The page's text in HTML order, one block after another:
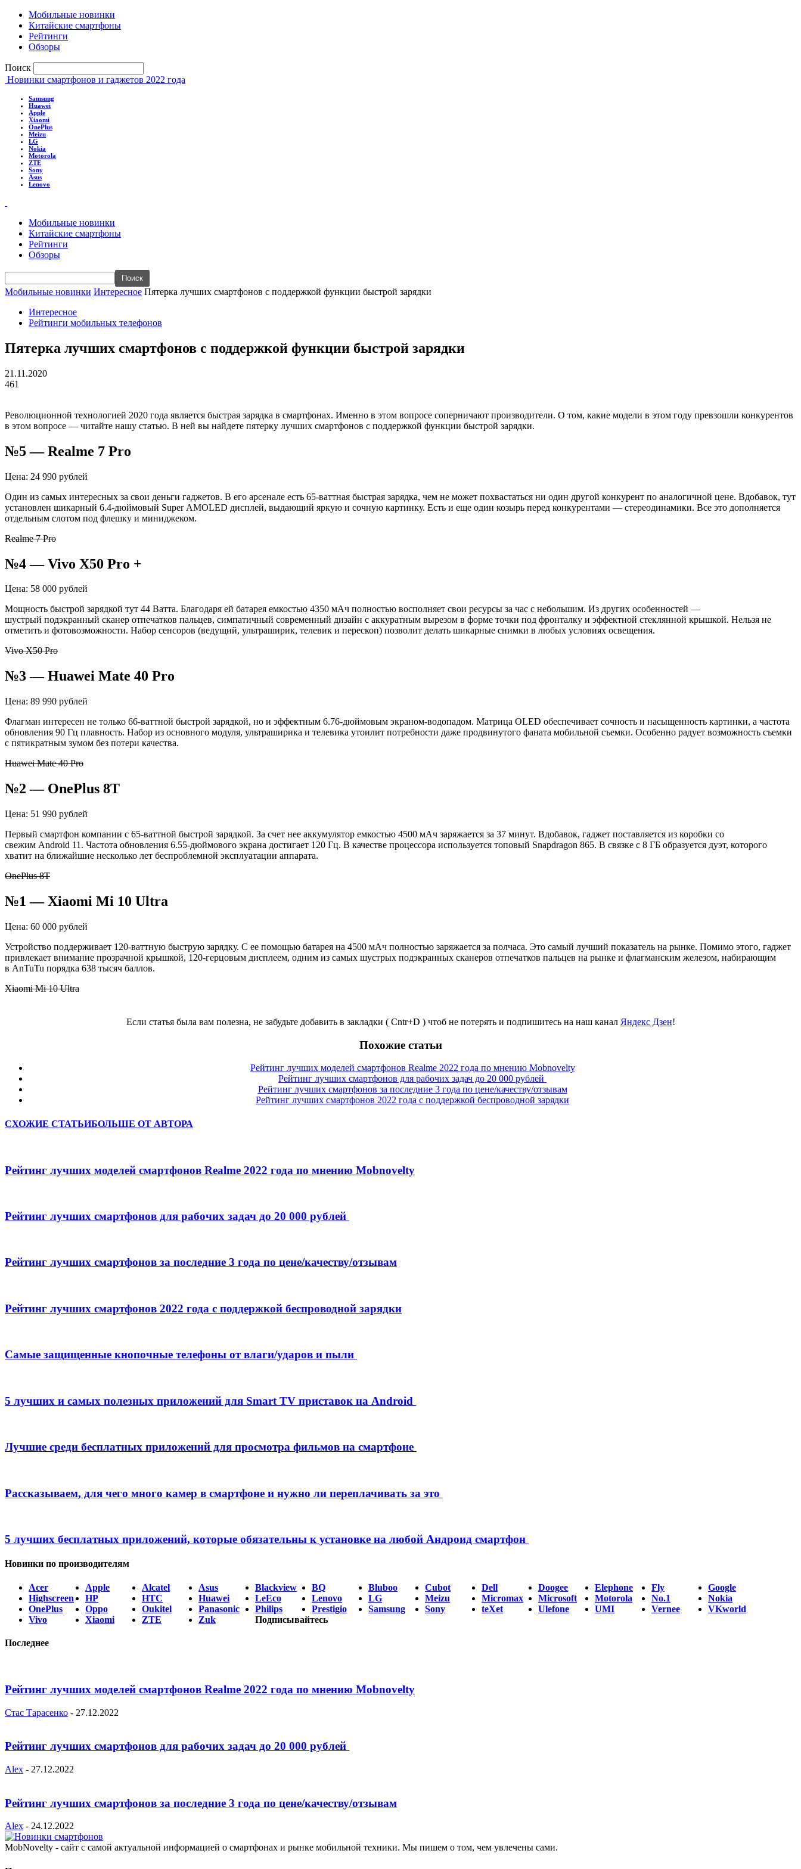
Мобильные новинки
Китайские смартфоны
Рейтинги
Обзоры
Поиск
Новинки смартфонов и гаджетов 2022 года
Samsung
Huawei
Apple
Xiaomi
OnePlus
Meizu
LG
Nokia
Motorola
ZTE
Sony
Asus
Lenovo
Мобильные новинки
Китайские смартфоны
Рейтинги
Обзоры
Мобильные новинки Интересное Пятерка лучших смартфонов с поддержкой функции быстрой зарядки
Интересное
Рейтинги мобильных телефонов
Пятерка лучших смартфонов с поддержкой функции быстрой зарядки
21.11.2020
461
Революционной технологией 2020 года является быстрая зарядка в смартфонах. Именно в этом вопросе соперничают производители. О том, какие модели в этом году превзошли конкурентов
в этом вопросе — читайте нашу статью. В ней вы найдете пятерку лучших смартфонов с поддержкой функции быстрой зарядки.
№5 —Realme 7 Pro
Цена: 24 990 рублей
Один из самых интересных за свои деньги гаджетов. В его арсенале есть 65-ваттная быстрая зарядка, чем не может похвастаться ни один другой конкурент по аналогичной цене. Вдобавок, тут
установлен шикарный 6.4-дюймовый SuperAMOLED дисплей, выдающий яркую и сочную картинку. Есть и еще один козырь перед конкурентами — стереодинамики. Все это дополняется
отдельным слотом под флешку и миниджеком.
Realme 7 Pro
№4 —Vivo X50 Pro +
Цена: 58 000 рублей
Мощность быстрой зарядкой тут 44 Ватта. Благодаря ей батарея емкостью 4350 мАч полностью восполняет свои ресурсы за час с небольшим. Из других особенностей —
шустрый подэкранный сканер отпечатков пальцев, симпатичный современный дизайн с аккуратным вырезом в форме точки под фронталку и эффектной стеклянной крышкой. Нельзя не
отметить и фотовозможности. Набор сенсоров (ведущий, ультраширик, телевик и перескоп) позволит делать шикарные снимки в любых условиях освещения.
Vivo X50 Pro
№3 —Huawei Mate 40 Pro
Цена: 89 990 рублей
Флагман интересен не только 66-ваттной быстрой зарядкой, но и эффектным 6.76-дюймовым экраном-водопадом. Матрица OLED обеспечивает сочность и насыщенность картинки, а частота
обновления 90 Гц плавность. Набор из основного модуля, ультраширика и телевика утоилит потребности даже продвинутого фаната мобильной съемки. Особенно радует возможность съемки
с пятикратным зумом без потери качества.
Huawei Mate 40 Pro
№2 — OnePlus 8T
Цена: 51 990 рублей
Первый смартфон компании с 65-ваттной быстрой зарядкой. За счет нее аккумулятор емкостью 4500 мАч заряжается за 37 минут. Вдобавок, гаджет поставляется из коробки со
свежим Android 11. Частота обновления 6.55-дюймового экрана достигает 120 Гц. В качестве процессора используется топовый Snapdragon 865. В связке с 8 ГБ образуется дуэт, которого
хватит на ближайшие несколько лет беспроблемной эксплуатации аппарата.
OnePlus 8T
№1 — Xiaomi Mi 10 Ultra
Цена: 60 000 рублей
Устройство поддерживает 120-ваттную быструю зарядку. С ее помощью батарея на 4500 мАч полностью заряжается за полчаса. Это самый лучший показатель на рынке. Помимо этого, гаджет
привлекает внимание прозрачной крышкой, 120-герцовым дисплеем, одним из самых шустрых подэкранных сканеров отпечатков пальцев на рынке и флагманским железом, набирающим
в AnTuTu порядка 638 тысяч баллов.
Xiaomi Mi 10 Ultra
Если статья была вам полезна, не забудьте добавить в закладки ( Cntr+D ) чтоб не потерять и подпишитесь на наш канал Яндекс Дзен!
Похожие статьи
Рейтинг лучших моделей смартфонов Realme 2022 года по мнению Mobnovelty
Рейтинг лучших смартфонов для рабочих задач до 20 000 рублей
Рейтинг лучших смартфонов за последние 3 года по цене/качеству/отзывам
Рейтинг лучших смартфонов 2022 года с поддержкой беспроводной зарядки
СХОЖИЕ СТАТЬИБОЛЬШЕ ОТ АВТОРА
Рейтинг лучших моделей смартфонов Realme 2022 года по мнению Mobnovelty
Рейтинг лучших смартфонов для рабочих задач до 20 000 рублей
Рейтинг лучших смартфонов за последние 3 года по цене/качеству/отзывам
Рейтинг лучших смартфонов 2022 года с поддержкой беспроводной зарядки
Самые защищенные кнопочные телефоны от влаги/ударов и пыли
5 лучших и самых полезных приложений для Smart TV приставок на Android
Лучшие среди бесплатных приложений для просмотра фильмов на смартфоне
Рассказываем, для чего много камер в смартфоне и нужно ли переплачивать за это
5 лучших бесплатных приложений, которые обязательны к установке на любой Андроид смартфон
Новинки по производителям
Acer Apple Alcatel Asus Blackview BQ Bluboo Cubot Dell Doogee Elephone Fly
Google
Highscreen
HP HTC Huawei LeEco Lenovo LG Meizu Micromax Microsoft Motorola No.1
Nokia
OnePlus
Oppo Oukitel Panasonic Philips Prestigio Samsung Sony teXet Ulefone UMI Vernee
VKworld
Vivo
Xiaomi ZTE Zuk Подписывайтесь
Последнее
Рейтинг лучших моделей смартфонов Realme 2022 года по мнению Mobnovelty
Стас Тарасенко - 27.12.2022
Рейтинг лучших смартфонов для рабочих задач до 20 000 рублей
Alex - 27.12.2022
Рейтинг лучших смартфонов за последние 3 года по цене/качеству/отзывам
Alex - 24.12.2022
MobNovelty - сайт с самой актуальной информацией о смартфонах и рынке мобильной техники. Мы пишем о том, чем увлечены сами.